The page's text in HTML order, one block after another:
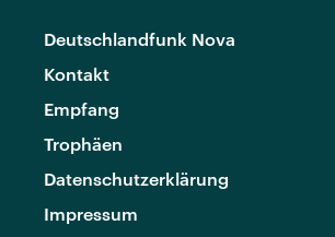
Deutschlandfunk Nova
Kontakt
Empfang
Trophäen
Datenschutzerklärung
Impressum